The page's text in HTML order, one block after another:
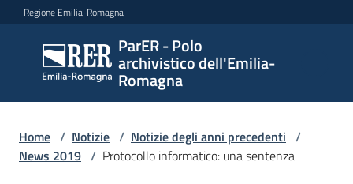
Vai al contenuto
Vai alla navigazione
Vai al footer
Regione Emilia-Romagna
ParER - Polo
archivistico dell'Emilia-
Romagna
ParER -
Polo
archivistico
Romagna
Home / Notizie / Notizie degli anni precedenti /
News 2019 / Protocollo informatico: una sentenza